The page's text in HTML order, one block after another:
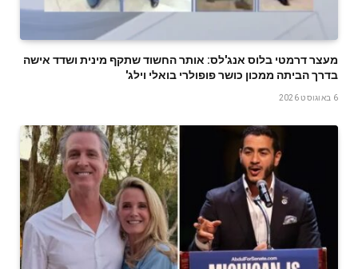
מעצר דרמטי בלוס אנג'לס: אותר החשוד שתקף מינית ושדד אישה
בדרך הביתה ממכון כושר פופולרי בואלי וילג'
6 באוגוסט 2026